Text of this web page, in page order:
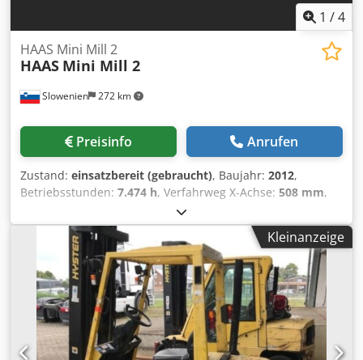
1 /4
Slowenien 272 km
HAAS Mini Mill 2
HAAS Mini Mill 2
Preisinfo Anrufen
Zustand: einsatzbereit (gebraucht), Baujahr: 2012,
Betriebsstunden: 7.474 h, Verfahrweg X-Achse: 508 mm,
406 mm, Verfahrweg Z-Achse:
mm, Steuerungshersteller:HAAS, Tischbelastung:227 kg,
Spindeldrehzahl (max.):10.000 U/min
, Anzahl der Achsen:
, Diese 3-Achsen HAAS Mini Mill 2 wurde im Jahr 2012
hergestellt. Sie verfügt über einen X-Achsen-Verfahrweg
von 508 mm, einen Y-Achsen-Verfahrweg von 406 mm und
einen Z-Achsen-Verfahrweg von 356 mm. Die Maschine hat
eine Tischgröße von 1.016 × 356 mm und eine maximale
Tischbelastung von 227 kg. Wenn Sie auf der Suche nach
Kleinanzeige